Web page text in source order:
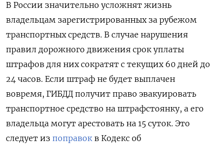
В России значительно усложнят жизнь
владельцам зарегистрированных за рубежом
транспортных средств. В случае нарушения
правил дорожного движения срок уплаты
штрафов для них сократят с текущих 60 дней до
24 часов. Если штраф не будет выплачен
вовремя, ГИБДД получит право эвакуировать
транспортное средство на штрафстоянку, а его
владельца могут арестовать на 15 суток. Это
следует из поправок в Кодекс об